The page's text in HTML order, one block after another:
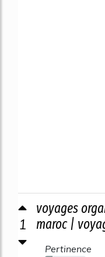
1
voyages
maroc |
Pertinence